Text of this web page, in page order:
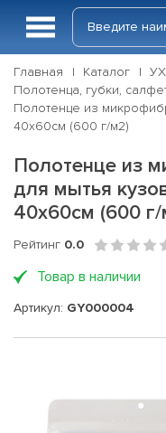
Главная Каталог
Полотенца, губки,
Полотенце из
40x60см (600 г/м2)
Полотенце из
для мытья
40x60см (600
Рейтинг 0.0
Товар в наличии
Артикул: GY000004